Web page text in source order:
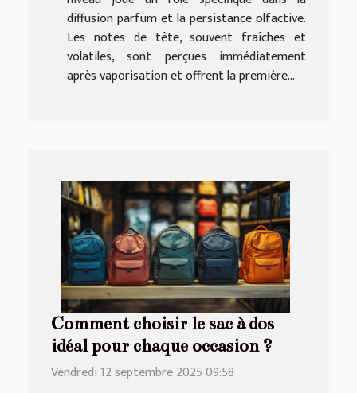
diffusion parfum et la persistance olfactive.
Les notes de tête, souvent fraîches et
volatiles, sont perçues immédiatement
après vaporisation et offrent la première...
Comment choisir le sac à dos
idéal pour chaque occasion ?
Vendredi 12 septembre 2025 09:58